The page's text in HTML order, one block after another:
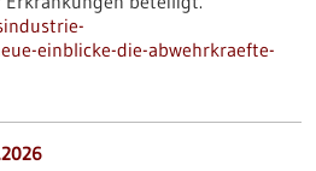
einblicke-die-abwehrkraefte-